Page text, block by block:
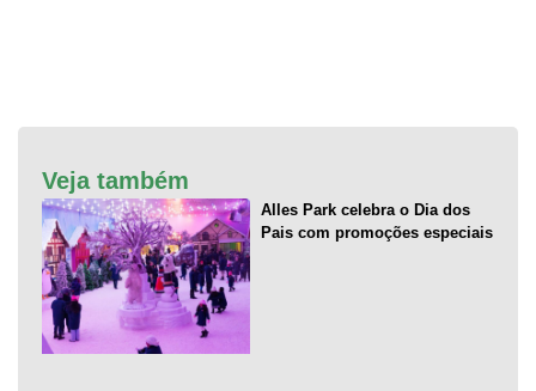
Veja também
Alles Park celebra o Dia dos
Pais com promoções especiais